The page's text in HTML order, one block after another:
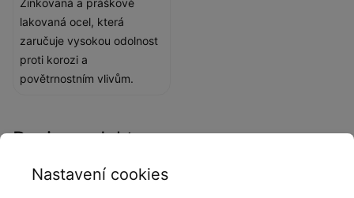
Zinkovaná a práškově
lakovaná ocel, která
zaručuje vysokou odolnost
proti korozi a
povětrnostním vlivům.
Popis produktu
Multifunkční tréninkový prvek navržený pro venkovní
Nastavení cookies